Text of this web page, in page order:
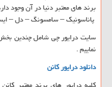
برند های معتبر دنیا در آن وجود
پاناسونیک – سامسونگ – دل –
سایت درایور چی شامل چندین
نماییم .
دانلود درایور کانن